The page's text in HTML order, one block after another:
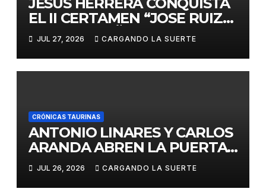
EL II CERTAMEN “JOSE RUIZ
CALATRAVEÑO”
JUL 27, 2026 CARGANDO LA SUERTE
CRÓNICAS TAURINAS
ANTONIO LINARES Y CARLOS
ARANDA ABREN LA PUERTA
GRANDE EN LA CORRIDA DE
FERIA DE ALMADÉN
JUL 26, 2026 CARGANDO LA SUERTE